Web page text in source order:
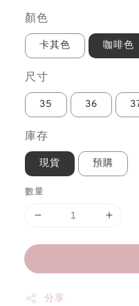
顏色
卡其色 咖啡色
尺寸
35 36
庫存
現貨 預購
數量
分享